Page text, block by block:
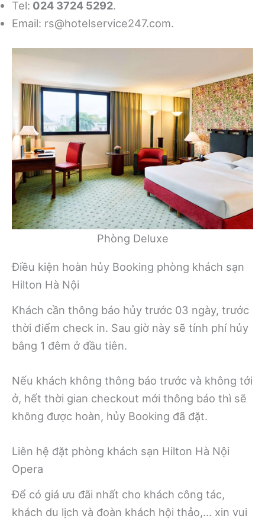
Tel: 024 3724 5292.
Email: rs@hotelservice247.com.
Phòng Deluxe
Điều kiện hoàn hủy Booking phòng khách sạn
Hilton Hà Nội
Khách cần thông báo hủy trước 03 ngày, trước
thời điểm check in. Sau giờ này sẽ tính phí hủy
bằng 1 đêm ở đầu tiên.
Nếu khách không thông báo trước và không tới
ở, hết thời gian checkout mới thông báo thì sẽ
không được hoàn, hủy Booking đã đặt.
Liên hệ đặt phòng khách sạn Hilton Hà Nội
Opera
Để có giá ưu đãi nhất cho khách công tác,
khách du lịch và đoàn khách hội thảo,… xin vui